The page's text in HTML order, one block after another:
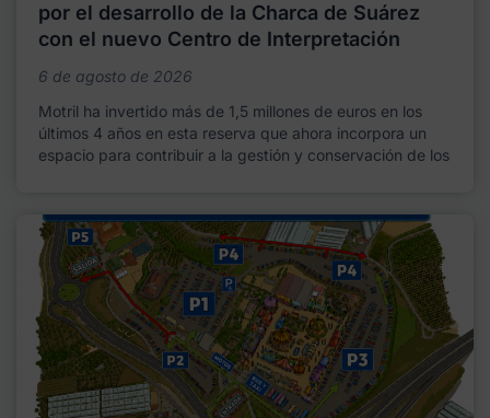
por el desarrollo de la Charca de Suárez
con el nuevo Centro de Interpretación
6 de agosto de 2026
Motril ha invertido más de 1,5 millones de euros en los
últimos 4 años en esta reserva que ahora incorpora un
espacio para contribuir a la gestión y conservación de los